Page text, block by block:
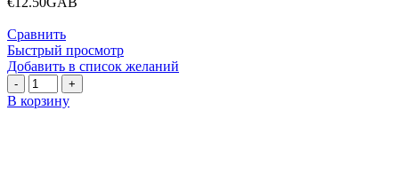
Сравнить
Быстрый просмотр
Добавить в список желаний
Количество
товара
Арахис
В корзину